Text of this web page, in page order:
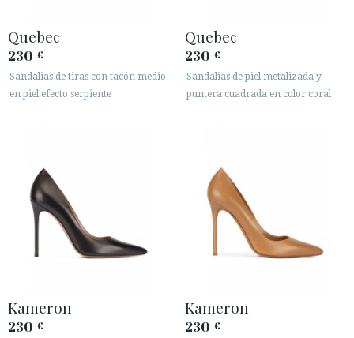
Quebec
230 €
Sandalias de tiras con tacón medio
en piel efecto serpiente
Quebec
230 €
Sandalias de piel metalizada y
puntera cuadrada en color coral
Kameron
230 €
Kameron
230 €